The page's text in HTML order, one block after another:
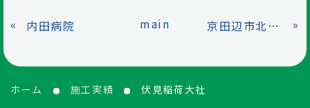
« 内田病院 main 京田辺市北部小中学校 »
ホーム 施工実績 伏見稲荷大社